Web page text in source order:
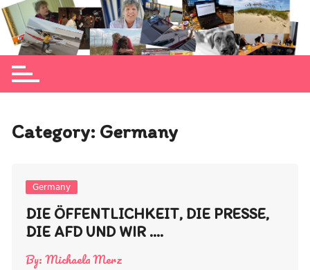
Skip
to
content
Michaela Merz's personal blog site
Category: Germany
Germany
DIE ÖFFENTLICHKEIT, DIE PRESSE,
DIE AFD UND WIR ….
By: Michaela Merz